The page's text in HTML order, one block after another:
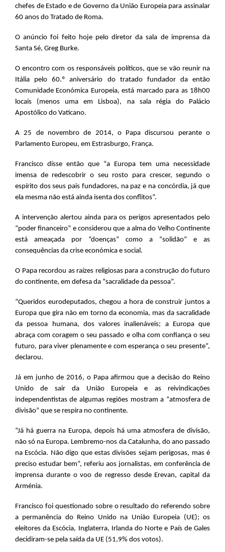
chefes de Estado e de Governo da União Europeia para assinalar
60 anos do Tratado de Roma.
O anúncio foi feito hoje pelo diretor da sala de imprensa da
Santa Sé, Greg Burke.
O encontro com os responsáveis políticos, que se vão reunir na
Itália pelo 60.º aniversário do tratado fundador da então
Comunidade Económica Europeia, está marcado para as 18h00
locais (menos uma em Lisboa), na sala régia do Palácio
Apostólico do Vaticano.
A 25 de novembro de 2014, o Papa discursou perante o
Parlamento Europeu, em Estrasburgo, França.
Francisco disse então que “a Europa tem uma necessidade
imensa de redescobrir o seu rosto para crescer, segundo o
espírito dos seus pais fundadores, na paz e na concórdia, já que
ela mesma não está ainda isenta dos conflitos”.
A intervenção alertou ainda para os perigos apresentados pelo
“poder financeiro” e considerou que a alma do Velho Continente
está ameaçada por “doenças” como a “solidão” e as
consequências da crise económica e social.
O Papa recordou as raízes religiosas para a construção do futuro
do continente, em defesa da “sacralidade da pessoa”.
“Queridos eurodeputados, chegou a hora de construir juntos a
Europa que gira não em torno da economia, mas da sacralidade
da pessoa humana, dos valores inalienáveis; a Europa que
abraça com coragem o seu passado e olha com confiança o seu
futuro, para viver plenamente e com esperança o seu presente”,
declarou.
Já em junho de 2016, o Papa afirmou que a decisão do Reino
Unido de sair da União Europeia e as reivindicações
independentistas de algumas regiões mostram a “atmosfera de
divisão” que se respira no continente.
“Já há guerra na Europa, depois há uma atmosfera de divisão,
não só na Europa. Lembremo-nos da Catalunha, do ano passado
na Escócia. Não digo que estas divisões sejam perigosas, mas é
preciso estudar bem”, referiu aos jornalistas, em conferência de
imprensa durante o voo de regresso desde Erevan, capital da
Arménia.
Francisco foi questionado sobre o resultado do referendo sobre
a permanência do Reino Unido na União Europeia (UE); os
eleitores da Escócia, Inglaterra, Irlanda do Norte e País de Gales
decidiram-se pela saída da UE (51,9% dos votos).